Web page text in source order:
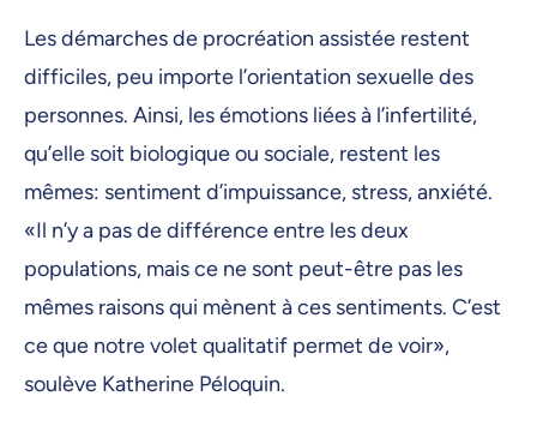
Les démarches de procréation assistée restent
difficiles, peu importe l’orientation sexuelle des
personnes. Ainsi, les émotions liées à l’infertilité,
qu’elle soit biologique ou sociale, restent les
mêmes: sentiment d’impuissance, stress, anxiété.
«Il n’y a pas de différence entre les deux
populations, mais ce ne sont peut-être pas les
mêmes raisons qui mènent à ces sentiments. C’est
ce que notre volet qualitatif permet de voir»,
soulève Katherine Péloquin.